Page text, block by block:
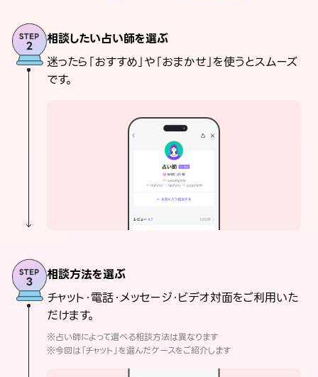
相談したい占い師を選ぶ
迷ったら「おすすめ」や「おまかせ」を使うとスムーズ
です。
相談方法を選ぶ
チャット・電話・メッセージ・ビデオ対面をご利用いた
だけます。
※占い師によって選べる相談方法は異なります
※今回は「チャット」を選んだケースをご紹介します